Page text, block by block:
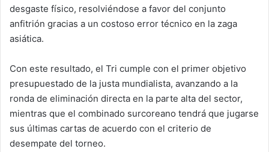
desgaste físico, resolviéndose a favor del conjunto
anfitrión gracias a un costoso error técnico en la zaga
asiática.
Con este resultado, el Tri cumple con el primer objetivo
presupuestado de la justa mundialista, avanzando a la
ronda de eliminación directa en la parte alta del sector,
mientras que el combinado surcoreano tendrá que jugarse
sus últimas cartas de acuerdo con el criterio de
desempate del torneo.